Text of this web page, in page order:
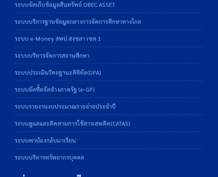
ระบบจัดเก็บข้อมูลสินทรัพย์ OBEC ASSET
ระบบบริการฐานข้อมูลกลางการจัดการศึกษาทางไกล
ระบบ e-Money สพป.สงขลา เขต 1
ระบบบริหารจัดการสถานศึกษา
ระบบประเมินวิทยฐานะดิจิทัล(DPA)
ระบบจัดซื้อจัดจ้างภาครัฐ (e-GP)
ระบบรายงานงบประมาณรายจ่ายประจำปี
ระบบดูแลและติดตามการใช้สารเสพติด(CATAS)
ระบบพาน้องกลับมาเรียน
ระบบบริหารทรัพยากรบุคคล